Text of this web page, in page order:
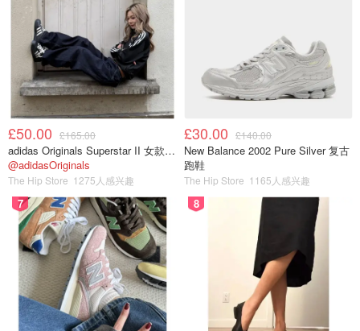
£50.00 £165.00
adidas Originals Superstar II 女款串珠休闲鞋 黑色
@adidasOriginals
The Hip Store 1275人感兴趣
£30.00 £140.00
New Balance 2002 Pure Silver 复古
跑鞋
The Hip Store 1165人感兴趣
7 8